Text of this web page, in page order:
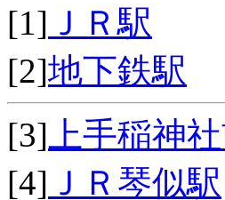
[1] ＪＲ駅
[2]地下鉄駅
[3] 上手稲神
[4] ＪＲ琴似駅